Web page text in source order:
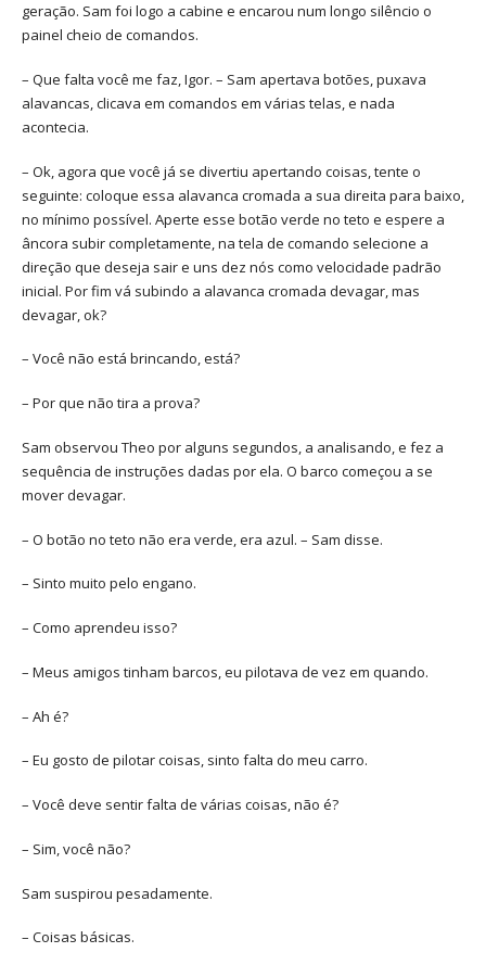
geração. Sam foi logo a cabine e encarou num longo silêncio o
painel cheio de comandos.
– Que falta você me faz, Igor. – Sam apertava botões, puxava
alavancas, clicava em comandos em várias telas, e nada
acontecia.
– Ok, agora que você já se divertiu apertando coisas, tente o
seguinte: coloque essa alavanca cromada a sua direita para baixo,
no mínimo possível. Aperte esse botão verde no teto e espere a
âncora subir completamente, na tela de comando selecione a
direção que deseja sair e uns dez nós como velocidade padrão
inicial. Por fim vá subindo a alavanca cromada devagar, mas
devagar, ok?
– Você não está brincando, está?
– Por que não tira a prova?
Sam observou Theo por alguns segundos, a analisando, e fez a
sequência de instruções dadas por ela. O barco começou a se
mover devagar.
– O botão no teto não era verde, era azul. – Sam disse.
– Sinto muito pelo engano.
– Como aprendeu isso?
– Meus amigos tinham barcos, eu pilotava de vez em quando.
– Ah é?
– Eu gosto de pilotar coisas, sinto falta do meu carro.
– Você deve sentir falta de várias coisas, não é?
– Sim, você não?
Sam suspirou pesadamente.
– Coisas básicas.